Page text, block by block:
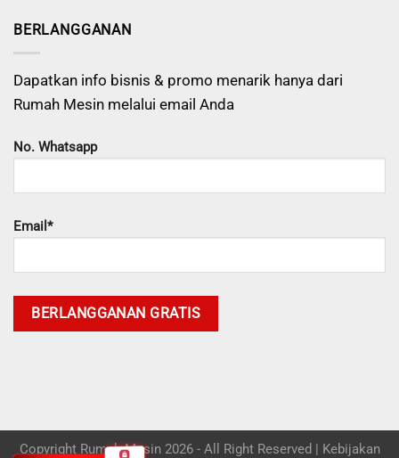
BERLANGGANAN
Dapatkan info bisnis & promo menarik hanya dari
Rumah Mesin melalui email Anda
No. Whatsapp
Email*
Copyright Rumah Mesin 2026 - All Right Reserved | Kebijakan